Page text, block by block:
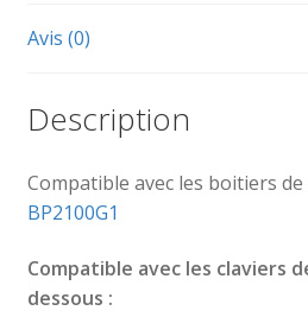
Avis (0)
Description
Compatible avec les boitiers
BP2100G1
Compatible avec les claviers
dessous :